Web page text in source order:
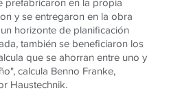
y se entregaron en la obra
horizonte de planificación
también se beneficiaron los
que se ahorran entre uno y
calcula Benno Franke,
Haustechnik.